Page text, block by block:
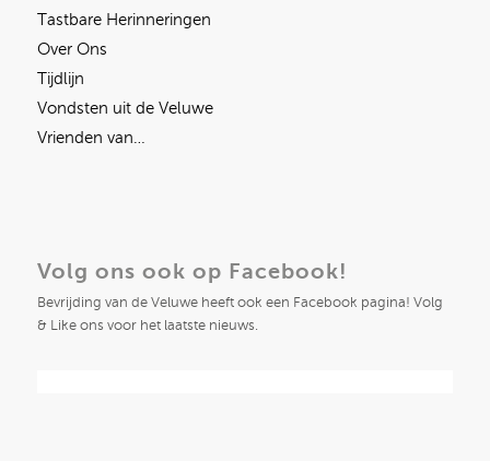
Tastbare Herinneringen
Over Ons
Tijdlijn
Vondsten uit de Veluwe
Vrienden van…
Volg ons ook op Facebook!
Bevrijding van de Veluwe heeft ook een Facebook pagina! Volg
& Like ons voor het laatste nieuws.